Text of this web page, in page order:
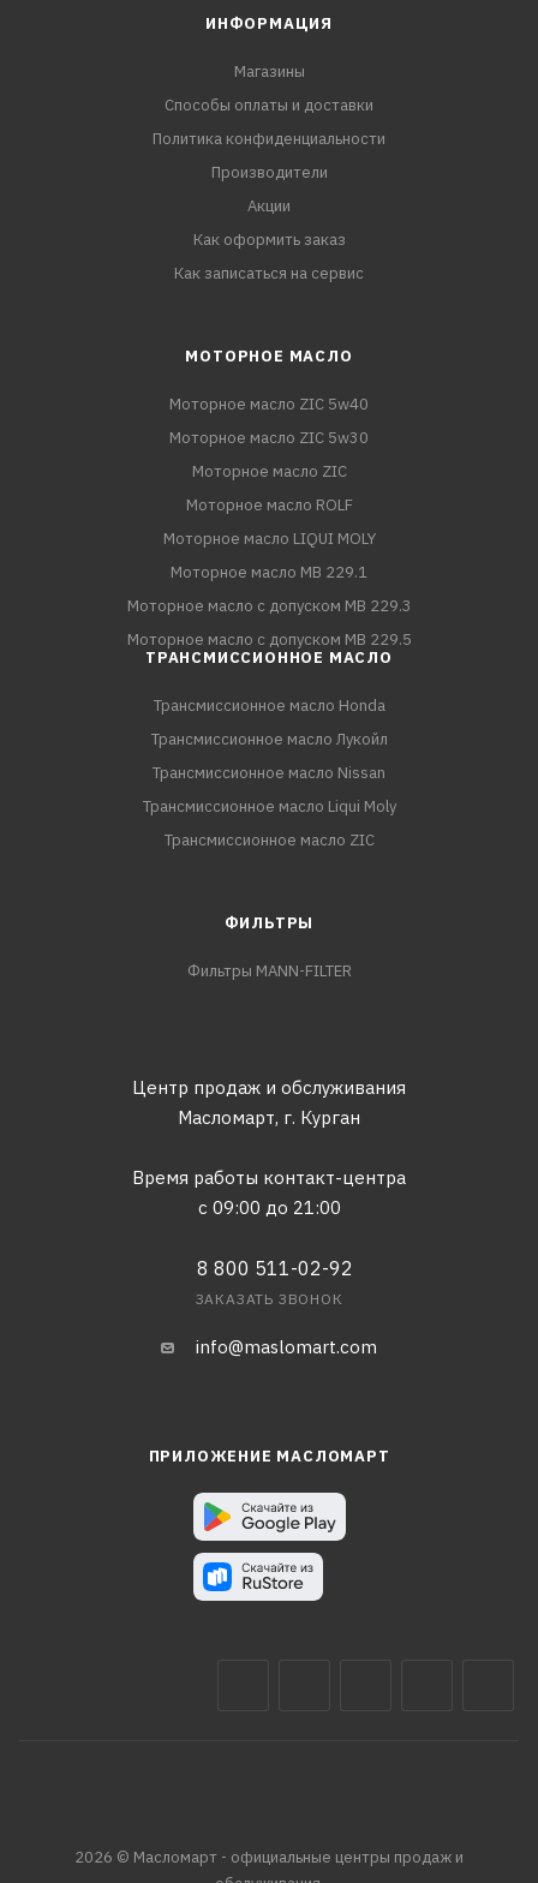
ИНФОРМАЦИЯ
Магазины
Способы оплаты и доставки
Политика конфиденциальности
Производители
Акции
Как оформить заказ
Как записаться на сервис
МОТОРНОЕ МАСЛО
Моторное масло ZIC 5w40
Моторное масло ZIC 5w30
Моторное масло ZIC
Моторное масло ROLF
Моторное масло LIQUI MOLY
Моторное масло MB 229.1
Моторное масло с допуском MB 229.3
Моторное масло с допуском MB 229.5
ТРАНСМИССИОННОЕ МАСЛО
Трансмиссионное масло Honda
Трансмиссионное масло Лукойл
Трансмиссионное масло Nissan
Трансмиссионное масло Liqui Moly
Трансмиссионное масло ZIC
ФИЛЬТРЫ
Фильтры MANN-FILTER
Центр продаж и обслуживания
Масломарт, г. Курган
Время работы контакт-центра
с 09:00 до 21:00
8 800 511-02-92
ЗАКАЗАТЬ ЗВОНОК
info@maslomart.com
ПРИЛОЖЕНИЕ МАСЛОМАРТ
2026 © Масломарт - официальные центры продаж и